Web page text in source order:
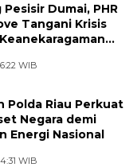
Dumai, PHR
Tangani Krisis
WIB
Polda Riau Perkuat
Negara demi
Energi Nasional
WIB